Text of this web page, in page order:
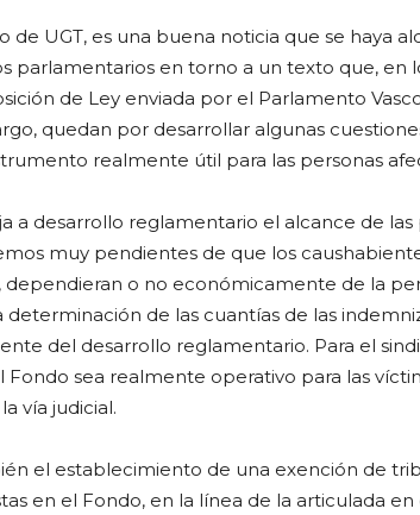
de UGT, es una buena noticia que se haya
parlamentarios en torno a un texto que, en
de Ley enviada por el Parlamento
quedan por desarrollar algunas
realmente útil para las personas
a desarrollo reglamentario el alcance de
muy pendientes de que los
dependieran o no económicamente de la
determinación de las cuantías de las
del desarrollo reglamentario. Para el
Fondo sea realmente operativo para las
vía judicial.
el establecimiento de una exención de
en el Fondo, en la línea de la articulada